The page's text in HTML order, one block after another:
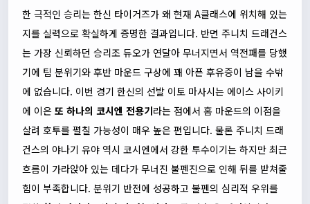
한 극적인 승리는 한신 타이거즈가 왜 현재 A클래스에 위치해 있는
지를 실력으로 확실하게 증명한 결과입니다. 반면 주니치 드래건스
는 가장 신뢰하던 승리조 듀오가 연달아 무너지면서 역전패를 당했
기에 팀 분위기와 후반 마운드 구상에 꽤 아픈 후유증이 남을 수밖
에 없습니다. 이번 경기 한신의 선발 이토 마사시는 에이스 사이키
에 이은 또 하나의 코시엔 전용기라는 점에서 홈 마운드의 이점을
살려 호투를 펼칠 가능성이 매우 높은 편입니다. 물론 주니치 드래
건스의 야나기 유야 역시 코시엔에서 강한 투수이기는 하지만 최근
흐름이 가라앉아 있는 데다가 무너진 불펜진으로 인해 뒤를 받쳐줄
힘이 부족합니다. 분위기 반전에 성공하고 불펜의 심리적 우위를